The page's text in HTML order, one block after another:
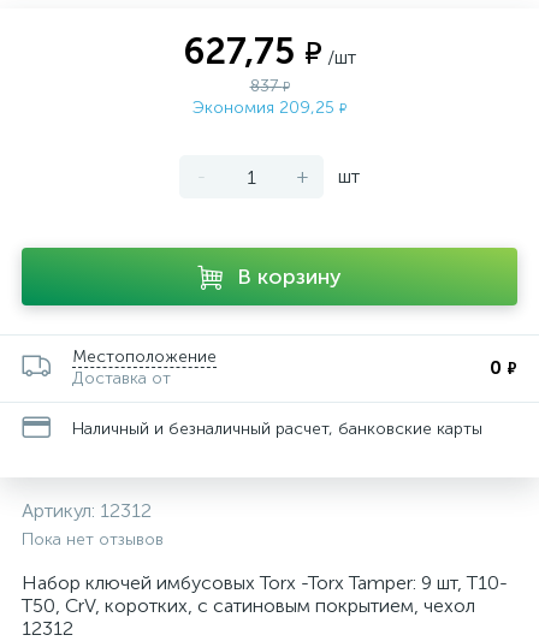
627,75 ₽ /шт
837₽
Экономия 209,25 ₽
- + шт
В корзину
Местоположение
Доставка от
0 ₽
Наличный и безналичный расчет, банковские карты
Артикул: 12312
Пока нет отзывов
Набор ключей имбусовых Torx -Torx Tamper: 9 шт, T10-
T50, CrV, коротких, с сатиновым покрытием, чехол
12312